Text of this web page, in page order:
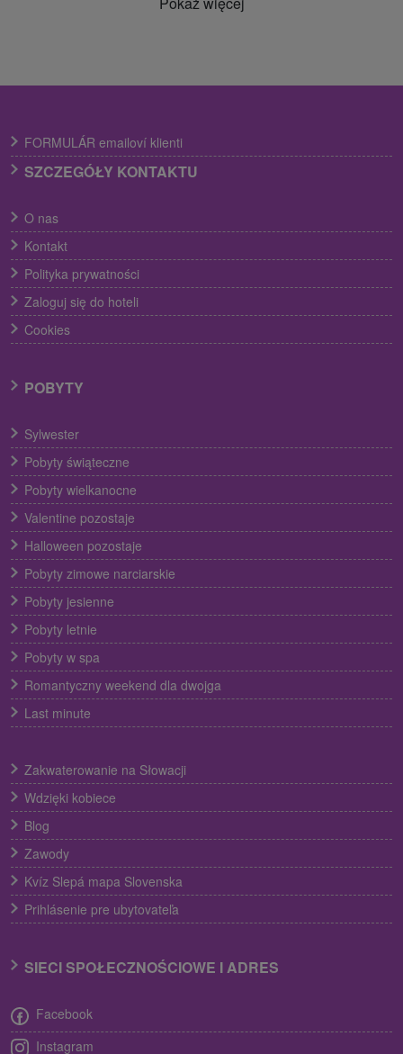
FORMULÁR emailoví klienti
SZCZEGÓŁY KONTAKTU
O nas
Kontakt
Polityka prywatności
Zaloguj się do hoteli
Cookies
POBYTY
Sylwester
Pobyty świąteczne
Pobyty wielkanocne
Valentine pozostaje
Halloween pozostaje
Pobyty zimowe narciarskie
Pobyty jesienne
Pobyty letnie
Pobyty w spa
Romantyczny weekend dla dwojga
Last minute
Zakwaterowanie na Słowacji
Wdzięki kobiece
Blog
Zawody
Kvíz Slepá mapa Slovenska
Prihlásenie pre ubytovateľa
SIECI SPOŁECZNOŚCIOWE I ADRES
Facebook
Instagram